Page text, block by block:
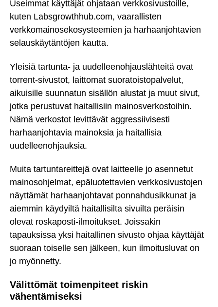
Useimmat käyttäjät ohjataan verkkosivustoille,
kuten Labsgrowthhub.com, vaarallisten
verkkomainosekosysteemien ja harhaanjohtavien
selauskäytäntöjen kautta.
Yleisiä tartunta- ja uudelleenohjauslähteitä ovat
torrent-sivustot, laittomat suoratoistopalvelut,
aikuisille suunnatun sisällön alustat ja muut sivut,
jotka perustuvat haitallisiin mainosverkostoihin.
Nämä verkostot levittävät aggressiivisesti
harhaanjohtavia mainoksia ja haitallisia
uudelleenohjauksia.
Muita tartuntareittejä ovat laitteelle jo asennetut
mainosohjelmat, epäluotettavien verkkosivustojen
näyttämät harhaanjohtavat ponnahdusikkunat ja
aiemmin käydyiltä haitallisilta sivuilta peräisin
olevat roskaposti-ilmoitukset. Joissakin
tapauksissa yksi haitallinen sivusto ohjaa käyttäjät
suoraan toiselle sen jälkeen, kun ilmoitusluvat on
jo myönnetty.
Välittömät toimenpiteet riskin
vähentämiseksi